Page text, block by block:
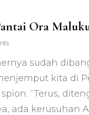
Ora
on
ke
Ora
Maluku
sudah
kita di
“Terus,
ada kerusuhan